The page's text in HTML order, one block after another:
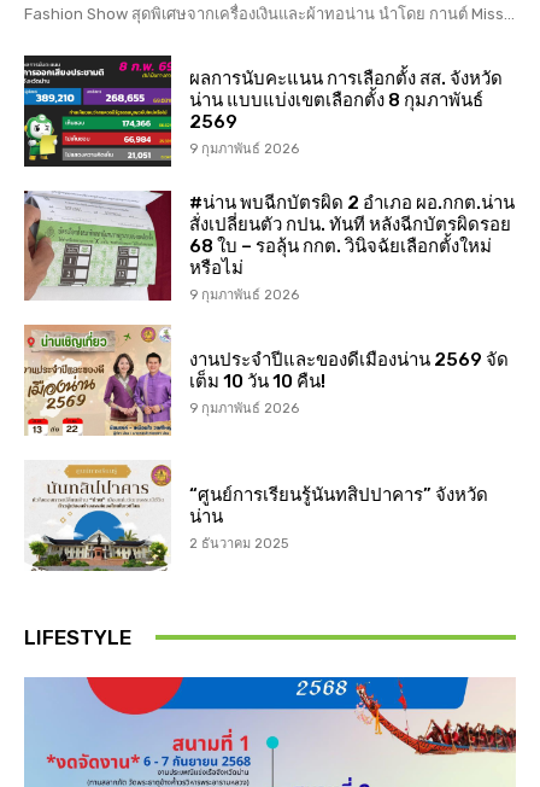
Fashion Show สุดพิเศษจากเครื่องเงินและผ้าทอน่าน นำโดย กานต์ Miss...
ผลการนับคะแนน การเลือกตั้ง สส. จังหวัด
น่าน แบบแบ่งเขตเลือกตั้ง 8 กุมภาพันธ์
2569
9 กุมภาพันธ์ 2026
#น่าน พบฉีกบัตรผิด 2 อำเภอ ผอ.กกต.น่าน
สั่งเปลี่ยนตัว กปน. ทันที หลังฉีกบัตรผิดรอย
68 ใบ – รอลุ้น กกต. วินิจฉัยเลือกตั้งใหม่
หรือไม่
9 กุมภาพันธ์ 2026
งานประจำปีและของดีเมืองน่าน 2569 จัด
เต็ม 10 วัน 10 คืน!
9 กุมภาพันธ์ 2026
“ศูนย์การเรียนรู้นันทสิปปาคาร” จังหวัด
น่าน
2 ธันวาคม 2025
LIFESTYLE